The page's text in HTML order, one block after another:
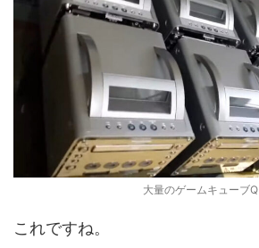
大量のゲームキューブQ
これですね。